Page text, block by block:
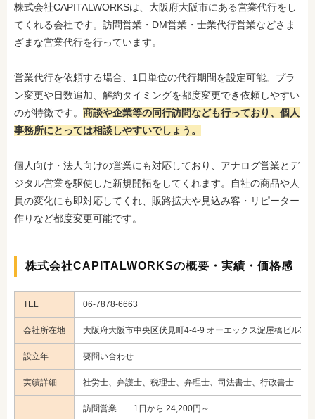
株式会社CAPITALWORKSは、大阪府大阪市にある営業代行をし
てくれる会社です。訪問営業・DM営業・士業代行営業などさま
ざまな営業代行を行っています。
営業代行を依頼する場合、1日単位の代行期間を設定可能。プラ
ン変更や日数追加、解約タイミングを都度変更でき依頼しやすい
のが特徴です。 商談や企業等の同行訪問なども行っており、個人
事務所にとっては相談しやすいでしょう。
個人向け・法人向けの営業にも対応しており、アナログ営業とデ
ジタル営業を駆使した新規開拓をしてくれます。自社の商品や人
員の変化にも即対応してくれ、販路拡大や見込み客・リピーター
作りなど都度変更可能です。
株式会社CAPITALWORKSの概要・実績・価格感
TEL 06-7878-6663
会社所在地 大阪府大阪市中央区伏見町4-4-9 オーエックス淀屋橋ビル3F
設立年 要問い合わせ
実績詳細 社労士、弁護士、税理士、弁理士、司法書士、行政書士
訪問営業 1日から 24,200円～